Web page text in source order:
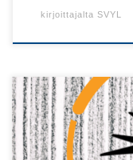
kirjoittajalta SVYL